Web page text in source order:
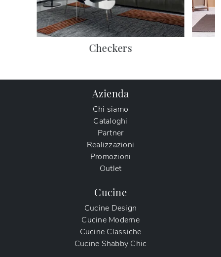
Checkers
Azienda
Chi siamo
Cataloghi
Partner
Realizzazioni
Promozioni
Outlet
Cucine
Cucine Design
Cucine Moderne
Cucine Classiche
Cucine Shabby Chic